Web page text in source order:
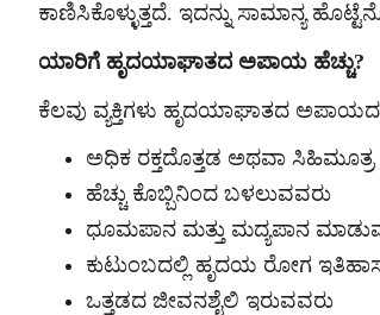
ಕಾಣಿಸಿಕೊಳ್ಳುತ್ತದೆ. ಇದನ್ನು ಸಾಮಾನ್ಯ
ಯಾರಿಗೆ ಹೃದಯಾಘಾತದ ಅಪಾಯ ಹೆಚ್ಚು?
ಕೆಲವು ವ್ಯಕ್ತಿಗಳು ಹೃದಯಾಘಾತದ ಅಪಾಯದ
ಅಧಿಕ ರಕ್ತದೊತ್ತಡ ಅಥವಾ
ಹೆಚ್ಚು ಕೊಬ್ಬಿನಿಂದ ಬಳಲುವವರು
ಧೂಮಪಾನ ಮತ್ತು ಮದ್ಯಪಾನ
ಕುಟುಂಬದಲ್ಲಿ ಹೃದಯ ರೋಗ
ಒತ್ತಡದ ಜೀವನಶೈಲಿ ಇರುವವರು